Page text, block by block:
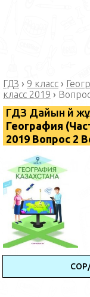
ГДЗ › 9 класс ›
класс 2019 ›
ГДЗ Дайын үй
География
2019 Вопрос 2